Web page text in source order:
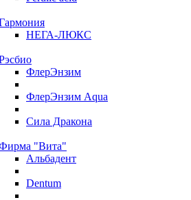
НЕГА-ЛЮКС
ФлерЭнзим
ФлерЭнзим Aqua
Сила Дракона
"Вита"
Альбадент
Dentum